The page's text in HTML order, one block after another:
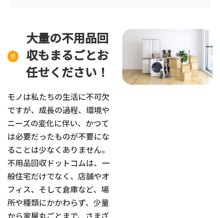
大量の不用品回
収もまるごとお
任せください！
モノは私たちの生活に不可欠
ですが、成長の過程、環境や
ニーズの変化に伴い、かつて
は必要だったものが不要にな
ることは少なくありません。
不用品回収ドットコムは、一
般住宅だけでなく、店舗やオ
フィス、そして倉庫など、場
所や種類にかかわらず、少量
から家屋丸ごとまで、さまざ